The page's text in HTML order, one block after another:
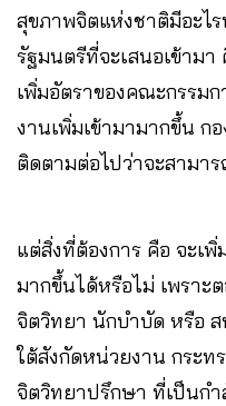
สุขภาพจิตแห่งชาติมีอะไ
รัฐมนตรีที่จะเสนอเข้ามา
เพิ่มอัตราของคณะกรรม
งานเพิ่มเข้ามามากขึ้น ก
ติดตามต่อไปว่าจะสามาร
แต่สิ่งที่ต้องการ คือ จะเ
มากขึ้นได้หรือไม่ เพราะ
จิตวิทยา นักบำบัด หรือ
ใต้สังกัดหน่วยงาน กระท
จิตวิทยาปรึกษา ที่เป็นก